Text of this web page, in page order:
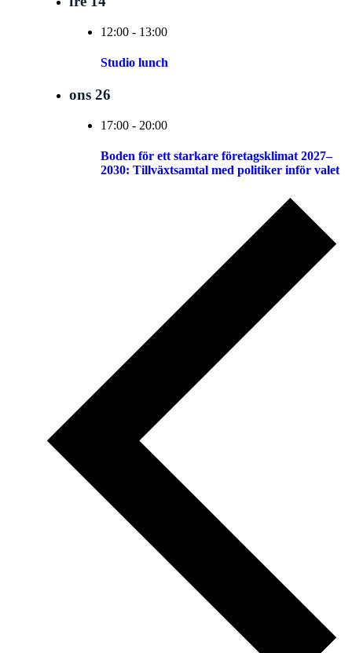
12:00 - 13:00
Studio lunch
ons 26
17:00 - 20:00
Boden för ett starkare företagsklimat 2027–
2030: Tillväxtsamtal med politiker inför valet